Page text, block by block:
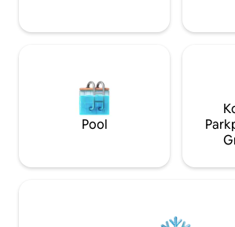
ausgestatteten Küche. Das Studio
Entspannen, wo die Sonnenuntergänge
einfach nur atemberaubend sind!!!
Abholung vom Flughafen und
Inseltouren können über deinen
Pool